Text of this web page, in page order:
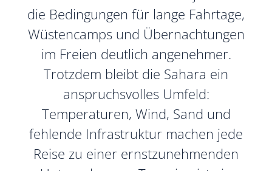
die Bedingungen für lange Fahrtage,
Wüstencamps und Übernachtungen
im Freien deutlich angenehmer.
Trotzdem bleibt die Sahara ein
anspruchsvolles Umfeld:
Temperaturen, Wind, Sand und
fehlende Infrastruktur machen jede
Reise zu einer ernstzunehmenden